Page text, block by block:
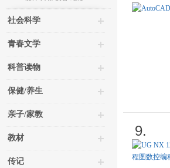
社会科学
青春文学
科普读物
保健/养生
亲子/家教
教材
传记
9.